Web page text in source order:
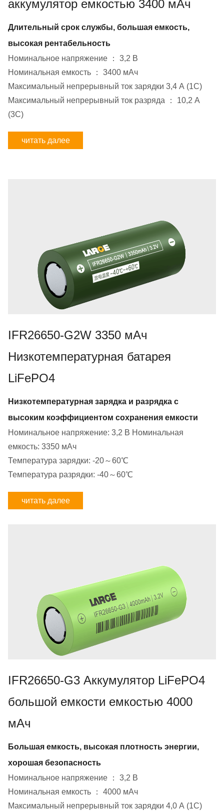
аккумулятор емкостью 3400 мАч
Длительный срок службы, большая емкость,
высокая рентабельность
Номинальное напряжение ： 3,2 В
Номинальная емкость ： 3400 мАч
Максимальный непрерывный ток зарядки 3,4 А (1С)
Максимальный непрерывный ток разряда ： 10,2 A
(3C)
читать далее
IFR26650-G2W 3350 мАч
Низкотемпературная батарея
LiFePO4
Низкотемпературная зарядка и разрядка с
высоким коэффициентом сохранения емкости
Номинальное напряжение: 3,2 В Номинальная
емкость: 3350 мАч
Температура зарядки: -20～60℃
Температура разрядки: -40～60℃
читать далее
IFR26650-G3 Аккумулятор LiFePO4
большой емкости емкостью 4000
мАч
Большая емкость, высокая плотность энергии,
хорошая безопасность
Номинальное напряжение ： 3,2 В
Номинальная емкость ： 4000 мАч
Максимальный непрерывный ток зарядки 4,0 А (1С)